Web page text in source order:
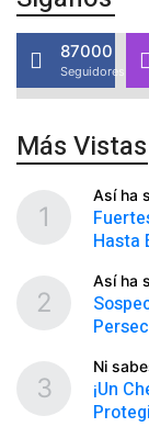
87000
Seguidores
Más Vistas
Así ha
Hasta
1
Así ha
2
Ni
¡Un
3